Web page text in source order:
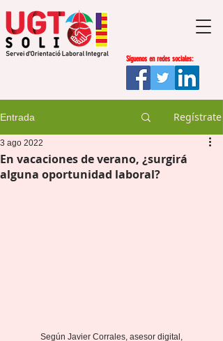
Síguenos en redes sociales:
Entrada Regístrate
En vacaciones de verano, ¿surgirá
alguna oportunidad laboral?
3 ago 2022